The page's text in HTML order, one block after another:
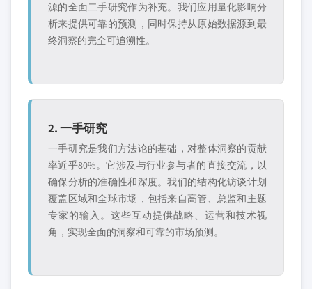
源的全面二手研究作为补充。我们应用量化影响分
析来提供可靠的预测，同时保持从原始数据源到最
终洞察的完全可追溯性。
2. 一手研究
一手研究是我们方法论的基础，对整体洞察的贡献
率近乎80%。它涉及与行业参与者的直接交流，以
确保分析的准确性和深度。我们的结构化访谈计划
覆盖区域和全球市场，包括来自高管、总监和主题
专家的输入。这些互动提供战略、运营和技术视
角，实现全面的洞察和可靠的市场预测。